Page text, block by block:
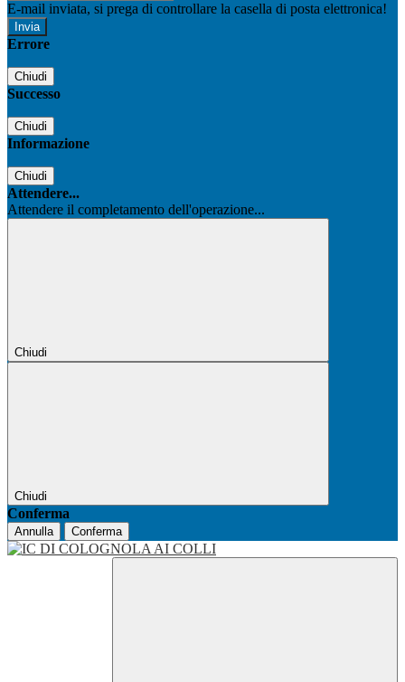
E-mail inviata, si prega di controllare la casella di posta elettronica!
Errore
Chiudi
Successo
Chiudi
Informazione
Chiudi
Attendere...
Attendere il completamento dell'operazione...
Chiudi
Chiudi
Conferma
Annulla Conferma